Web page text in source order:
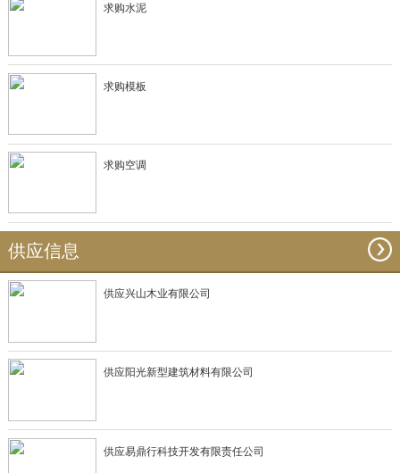
求购水泥
求购模板
求购空调
供应信息
供应兴山木业有限公司
供应阳光新型建筑材料有限公司
供应易鼎行科技开发有限责任公司